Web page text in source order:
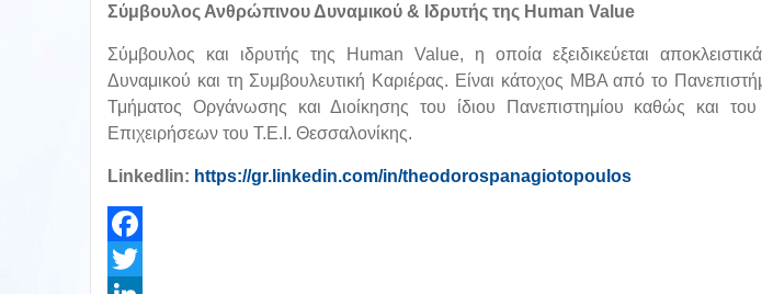
Σύμβουλος Ανθρώπινου Δυναμικού & Ιδρυτής της Human Value
Σύμβουλος και ιδρυτής της Human Value, η οποία εξειδικεύεται
Δυναμικού και τη Συμβουλευτική Καριέρας. Είναι κάτοχος ΜΒΑ από το
Τμήματος Οργάνωσης και Διοίκησης του ίδιου Πανεπιστημίου καθώς και του
Επιχειρήσεων του Τ.Ε.Ι. Θεσσαλονίκης.
LinkedIin: https://gr.linkedin.com/in/theodorospanagiotopoulos
Facebook